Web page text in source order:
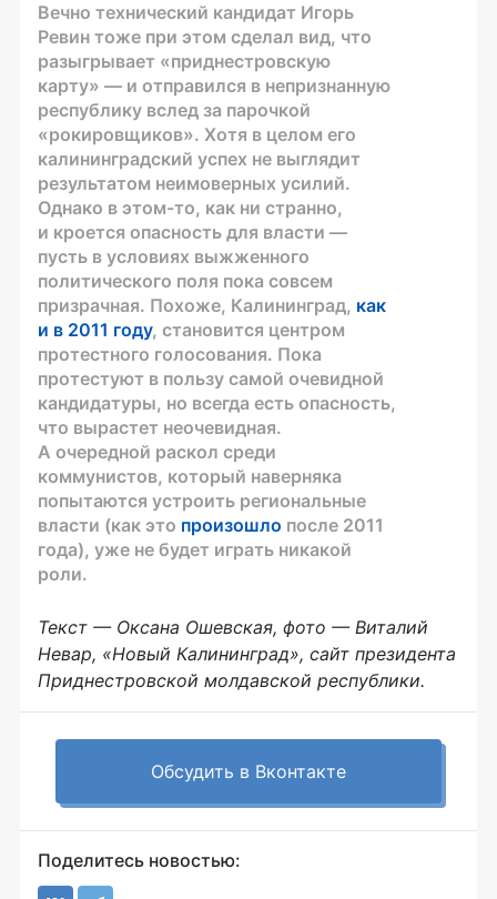
Вечно технический кандидат Игорь
Ревин тоже при этом сделал вид, что
разыгрывает «приднестровскую
карту» — и отправился в непризнанную
республику вслед за парочкой
«рокировщиков». Хотя в целом его
калининградский успех не выглядит
результатом неимоверных усилий.
Однако в этом-то, как ни странно,
и кроется опасность для власти —
пусть в условиях выжженного
политического поля пока совсем
призрачная. Похоже, Калининград, как
и в 2011 году, становится центром
протестного голосования. Пока
протестуют в пользу самой очевидной
кандидатуры, но всегда есть опасность,
что вырастет неочевидная.
А очередной раскол среди
коммунистов, который наверняка
попытаются устроить региональные
власти (как это произошло после 2011
года), уже не будет играть никакой
роли.
Текст — Оксана Ошевская, фото — Виталий
Невар, «Новый Калининград», сайт президента
Приднестровской молдавской республики.
Обсудить в Вконтакте
Поделитесь новостью: